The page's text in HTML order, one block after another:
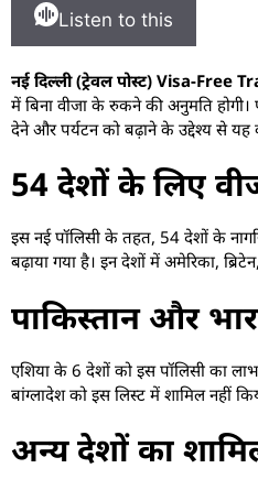
Listen to this
नई दिल्ली (ट्रेवल पोस्ट) Visa-Free
में बिना वीजा के रुकने की अनुमति होगी।
देने और पर्यटन को बढ़ाने के उद्देश्य से यह
54 देशों के लिए
इस नई पॉलिसी के तहत, 54 देशों के
बढ़ाया गया है। इन देशों में अमेरिका,
पाकिस्तान और
एशिया के 6 देशों को इस पॉलिसी का
बांग्लादेश को इस लिस्ट में शामिल नहीं
अन्य देशों का